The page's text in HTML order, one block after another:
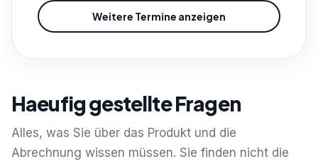
Weitere Termine anzeigen
Haeufig gestellte Fragen
Alles, was Sie über das Produkt und die
Abrechnung wissen müssen. Sie finden nicht die